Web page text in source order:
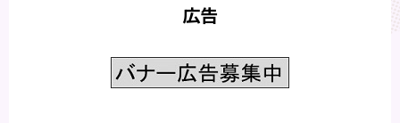
広告